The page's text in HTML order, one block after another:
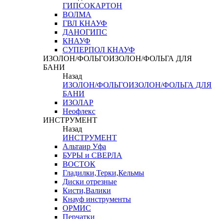
ГИПСОКАРТОН
ВОЛМА
ГВЛ КНАУФ
ДАНОГИПС
КНАУФ
СУПЕРПОЛ КНАУФ
ИЗОЛОН/ФОЛЬГОИЗОЛОН/ФОЛЬГА ДЛЯ
БАНИ
Назад
ИЗОЛОН/ФОЛЬГОИЗОЛОН/ФОЛЬГА ДЛЯ
БАНИ
ИЗОЛАР
Неофлекс
ИНСТРУМЕНТ
Назад
ИНСТРУМЕНТ
Альтаир Уфа
БУРЫ и СВЕРЛА
ВОСТОК
Гладилки,Терки,Кельмы
Диски отрезные
Кисти,Валики
Кнауф инструменты
ОРМИС
Перчатки